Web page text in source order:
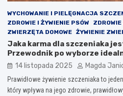
WYCHOWANIE I PIELĘGNACJA
ZDROWIE I ŻYWIENIE PSÓW
ZWIERZĘTA DOMOWE ŻYWIENIE
Jaka karma dla szczeniaka
Przewodnik po wyborze
14 listopada 2025 Magda
Prawidłowe żywienie szczeniaka to
który wpływa na jego zdrowie,